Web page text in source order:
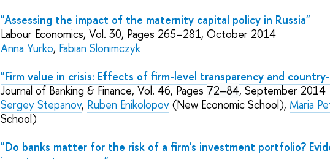
"Assessing the impact of the maternity capital policy in Russia"
Labour Economics, Vol. 30, Pages 265–281, October 2014
Anna Yurko, Fabian Slonimczyk
"Firm value in crisis: Effects of firm-level transparency and
Journal of Banking & Finance, Vol. 46, Pages 72–84, September 2014
Sergey Stepanov, Ruben Enikolopov (New Economic School), Maria
School)
"Do banks matter for the risk of a firm's investment portfolio?